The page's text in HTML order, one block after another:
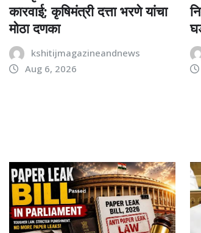
कारवाई; कृषिमंत्री दत्ता भरणे यांचा
मोठा दणका
kshitijmagazineandnews
Aug 6, 2026